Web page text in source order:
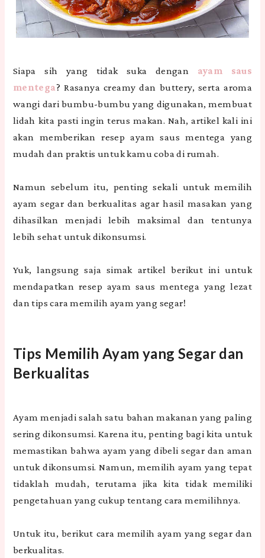
Siapa sih yang tidak suka dengan ayam saus
mentega? Rasanya creamy dan buttery, serta aroma
wangi dari bumbu-bumbu yang digunakan, membuat
lidah kita pasti ingin terus makan. Nah, artikel kali ini
akan memberikan resep ayam saus mentega yang
mudah dan praktis untuk kamu coba di rumah.
Namun sebelum itu, penting sekali untuk memilih
ayam segar dan berkualitas agar hasil masakan yang
dihasilkan menjadi lebih maksimal dan tentunya
lebih sehat untuk dikonsumsi.
Yuk, langsung saja simak artikel berikut ini untuk
mendapatkan resep ayam saus mentega yang lezat
dan tips cara memilih ayam yang segar!
Tips Memilih Ayam yang Segar dan
Berkualitas
Ayam menjadi salah satu bahan makanan yang paling
sering dikonsumsi. Karena itu, penting bagi kita untuk
memastikan bahwa ayam yang dibeli segar dan aman
untuk dikonsumsi. Namun, memilih ayam yang tepat
tidaklah mudah, terutama jika kita tidak memiliki
pengetahuan yang cukup tentang cara memilihnya.
Untuk itu, berikut cara memilih ayam yang segar dan
berkualitas.